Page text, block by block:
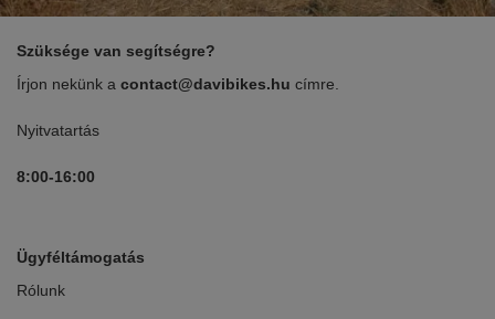
Szüksége van segítségre?
Írjon nekünk a contact@davibikes.hu címre.
Nyitvatartás
8:00-16:00
Ügyféltámogatás
Rólunk